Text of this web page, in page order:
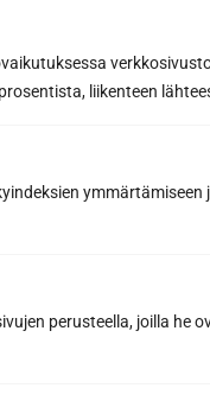
liikenteen
ymmärtämiseen
perusteella, joilla he